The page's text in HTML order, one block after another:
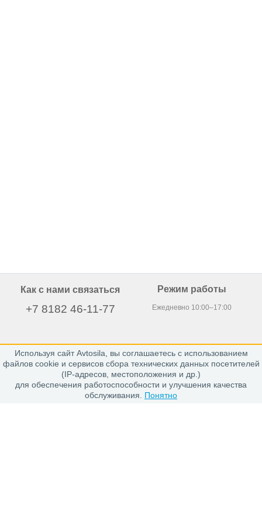
Используя сайт Avtosila, вы соглашаетесь с использованием
файлов cookie и сервисов сбора технических данных посетителей
(IP-адресов, местоположения и др.)
для обеспечения работоспособности и улучшения качества
обслуживания. Понятно
Как с нами связаться
+7 8182 46-11-77
163020, г. Архангельск,
пр. Никольский 15, офис 212
Режим работы
Ежедневно 10:00–17:00
Каталог